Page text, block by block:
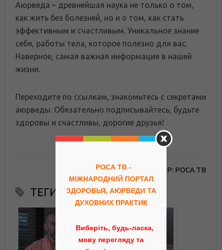
Аюрведа – древнейшая наука не только о том,
как жить без болезней, но и о том, как стать
эффективным и счастливым. Уникальное знание
себя, работы тела, которое полезно для вас.
Наверное, самая важная информация в нашей
жизни.
Переходите по ссылкам, знакомьтесь с секретами
аюрведы. Обязательно подписывайтесь, будьте
здоровы и счастливы, дорогие друзья!
АВТОР: РОСА ТВ
ТЕГИ
РОСА ТВ -
МІЖНАРОДНИЙ ПОРТАЛ
ЗДОРОВЬЯ, АЮРВЕДИ ТА
ДУХОВНИХ ПРАКТИК
Виберіть, будь-ласка,
мову перегляду та